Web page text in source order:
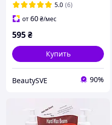
5.0 (6)
от60₴/мес
595₴
Купить
BeautySVE 90%